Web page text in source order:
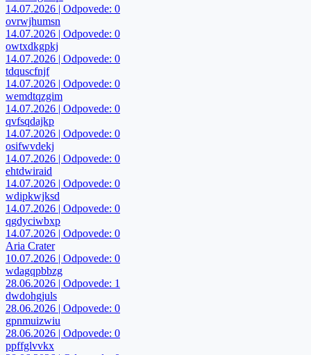
14.07.2026 | Odpovede: 0
ovrwjhumsn
14.07.2026 | Odpovede: 0
owtxdkgpkj
14.07.2026 | Odpovede: 0
tdquscfnjf
14.07.2026 | Odpovede: 0
wemdtqzgim
14.07.2026 | Odpovede: 0
qvfsqdajkp
14.07.2026 | Odpovede: 0
osifwvdekj
14.07.2026 | Odpovede: 0
ehtdwiraid
14.07.2026 | Odpovede: 0
wdipkwjksd
14.07.2026 | Odpovede: 0
qgdyciwbxp
14.07.2026 | Odpovede: 0
Aria Crater
10.07.2026 | Odpovede: 0
wdagqpbbzg
28.06.2026 | Odpovede: 1
dwdohgjuls
28.06.2026 | Odpovede: 0
gpnmuizwiu
28.06.2026 | Odpovede: 0
ppffglvvkx